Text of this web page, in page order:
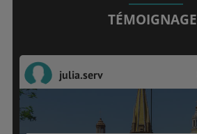
julia.serv